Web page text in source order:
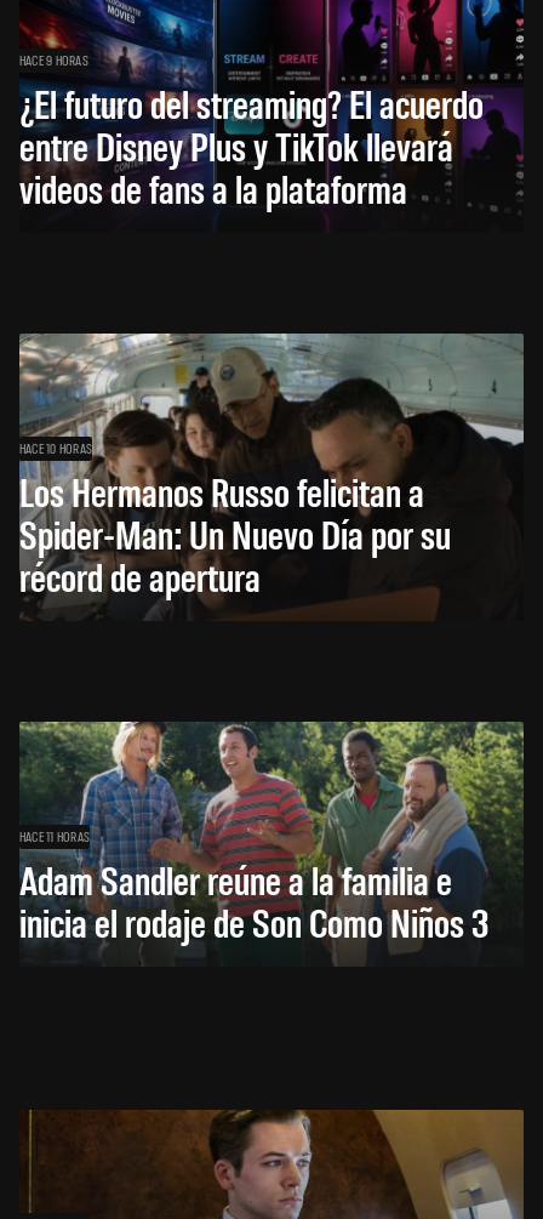
HACE 9 HORAS
¿El futuro del streaming? El acuerdo
entre Disney Plus y TikTok llevará
videos de fans a la plataforma
HACE 10 HORAS
Los Hermanos Russo felicitan a
Spider-Man: Un Nuevo Día por su
récord de apertura
HACE 11 HORAS
Adam Sandler reúne a la familia e
inicia el rodaje de Son Como Niños 3